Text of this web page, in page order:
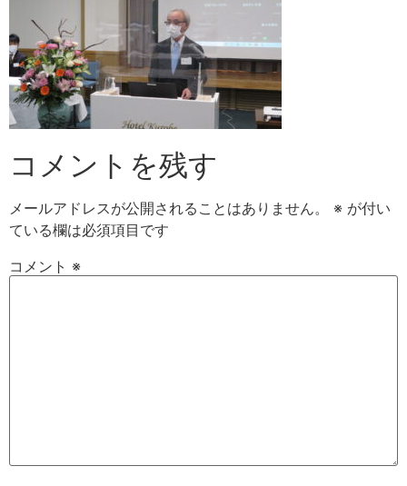
コメントを残す
メールアドレスが公開されることはありません。 ※ が付い
ている欄は必須項目です
コメント ※